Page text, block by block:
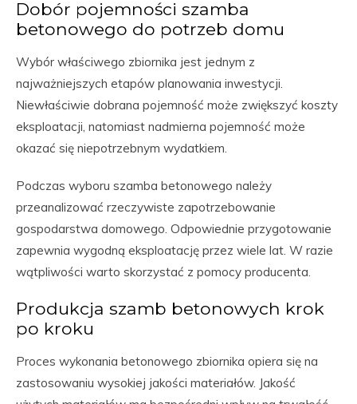
Dobór pojemności szamba
betonowego do potrzeb domu
Wybór właściwego zbiornika jest jednym z
najważniejszych etapów planowania inwestycji.
Niewłaściwie dobrana pojemność może zwiększyć koszty
eksploatacji, natomiast nadmierna pojemność może
okazać się niepotrzebnym wydatkiem.
Podczas wyboru szamba betonowego należy
przeanalizować rzeczywiste zapotrzebowanie
gospodarstwa domowego. Odpowiednie przygotowanie
zapewnia wygodną eksploatację przez wiele lat. W razie
wątpliwości warto skorzystać z pomocy producenta.
Produkcja szamb betonowych krok
po kroku
Proces wykonania betonowego zbiornika opiera się na
zastosowaniu wysokiej jakości materiałów. Jakość